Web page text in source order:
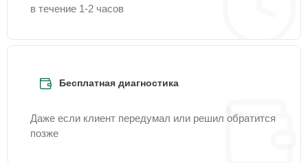
в течение 1-2 часов
Бесплатная диагностика
Даже если клиент передумал или решил обратится
позже